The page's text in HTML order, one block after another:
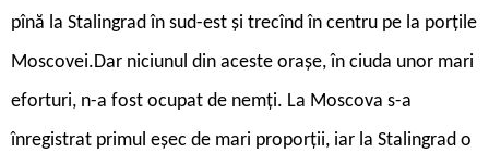
pînă la Stalingrad în sud-est și trecînd în centru pe la porțile
Moscovei.Dar niciunul din aceste orașe, în ciuda unor mari
eforturi, n-a fost ocupat de nemți. La Moscova s-a
înregistrat primul eșec de mari proporții, iar la Stalingrad o